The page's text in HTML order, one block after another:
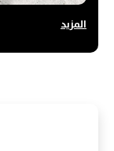
المزيد